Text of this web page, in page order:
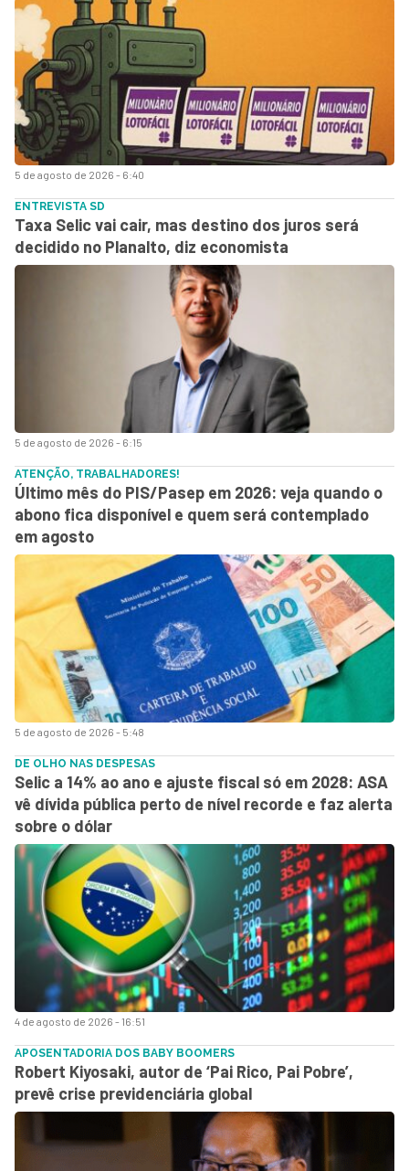
5 de agosto de 2026 - 6:40
5 de agosto de 2026 - 6:15
ENTREVISTA SD
Taxa Selic vai cair, mas destino dos juros será
decidido no Planalto, diz economista
5 de agosto de 2026 - 5:48
ATENÇÃO, TRABALHADORES!
Último mês do PIS/Pasep em 2026: veja quando o
abono fica disponível e quem será contemplado
em agosto
4 de agosto de 2026 - 16:51
DE OLHO NAS DESPESAS
Selic a 14% ao ano e ajuste fiscal só em 2028: ASA
vê dívida pública perto de nível recorde e faz alerta
sobre o dólar
APOSENTADORIA DOS BABY BOOMERS
Robert Kiyosaki, autor de ‘Pai Rico, Pai Pobre’,
prevê crise previdenciária global